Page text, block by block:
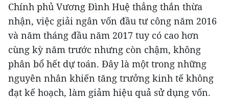
Chính phủ Vương Đình Huệ thẳng thắn thừa
nhận, việc giải ngân vốn đầu tư công năm 2016
và năm tháng đầu năm 2017 tuy có cao hơn
cùng kỳ năm trước nhưng còn chậm, không
phân bổ hết dự toán. Đây là một trong những
nguyên nhân khiến tăng trưởng kinh tế không
đạt kế hoạch, làm giảm hiệu quả sử dụng vốn.